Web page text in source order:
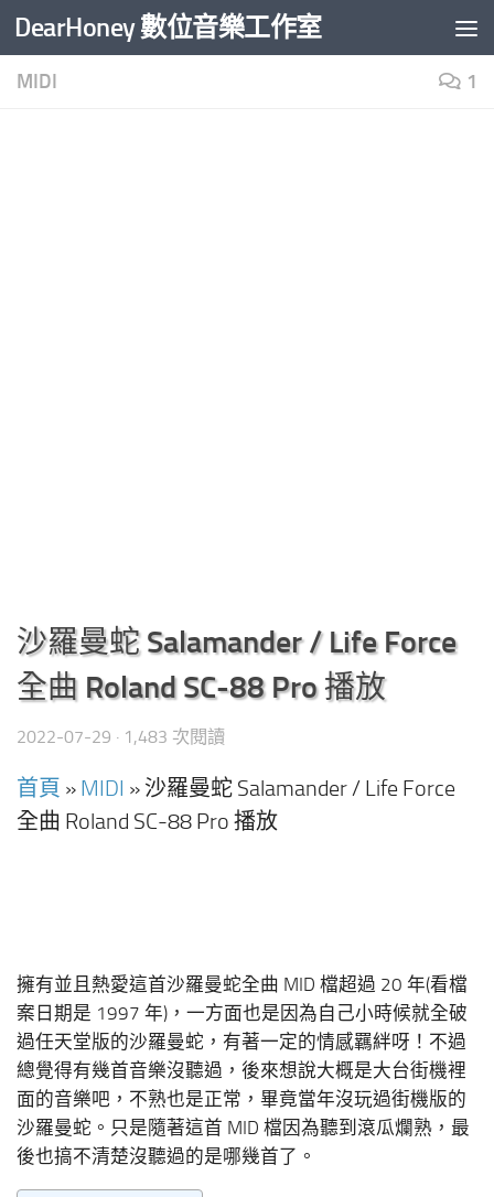
Skip to content
DearHoney 數位音樂工作室
MIDI 1
沙羅曼蛇 Salamander / Life Force
全曲 Roland SC-88 Pro 播放
2022-07-29 · 1,483 次閱讀
首頁 » MIDI » 沙羅曼蛇 Salamander / Life Force
全曲 Roland SC-88 Pro 播放
擁有並且熱愛這首沙羅曼蛇全曲 MID 檔超過 20 年(看檔
案日期是 1997 年)，一方面也是因為自己小時候就全破
過任天堂版的沙羅曼蛇，有著一定的情感羈絆呀！不過
總覺得有幾首音樂沒聽過，後來想說大概是大台街機裡
面的音樂吧，不熟也是正常，畢竟當年沒玩過街機版的
沙羅曼蛇。只是隨著這首 MID 檔因為聽到滾瓜爛熟，最
後也搞不清楚沒聽過的是哪幾首了。